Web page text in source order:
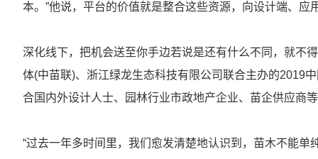
本。”他说，平台的价值就是整合这些资源，向设计端、应
深化线下，把机会送至你手边若说是还有什么不同，就不
体(中苗联)、浙江绿龙生态科技有限公司联合主办的2019
合国内外设计人士、园林行业市政地产企业、苗企供应商
“过去一年多时间里，我们愈发清楚地认识到，苗木不能单